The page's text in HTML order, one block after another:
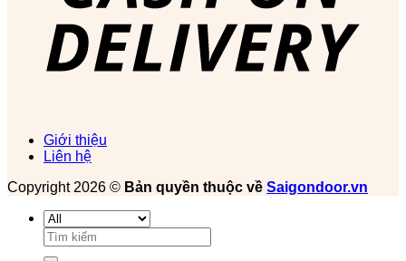
Giới thiệu
Liên hệ
Copyright 2026 © Bản quyền thuộc về Saigondoor.vn
Tìm
kiếm: